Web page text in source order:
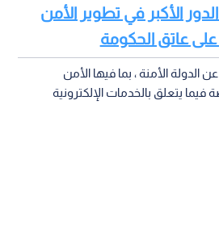
الأكبر في تطوير الأمن
على عاتق الحكومة
الأمنة ، بما فيها الأمن
فيما يتعلق بالخدمات الإلكترونية